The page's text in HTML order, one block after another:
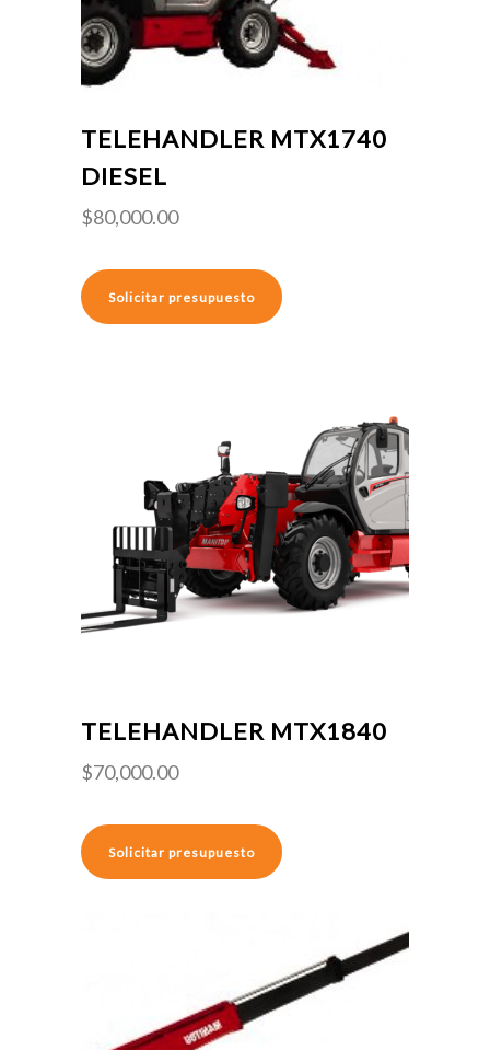
TELEHANDLER MTX1740
DIESEL
$80,000.00
Solicitar presupuesto
TELEHANDLER MTX1840
$70,000.00
Solicitar presupuesto